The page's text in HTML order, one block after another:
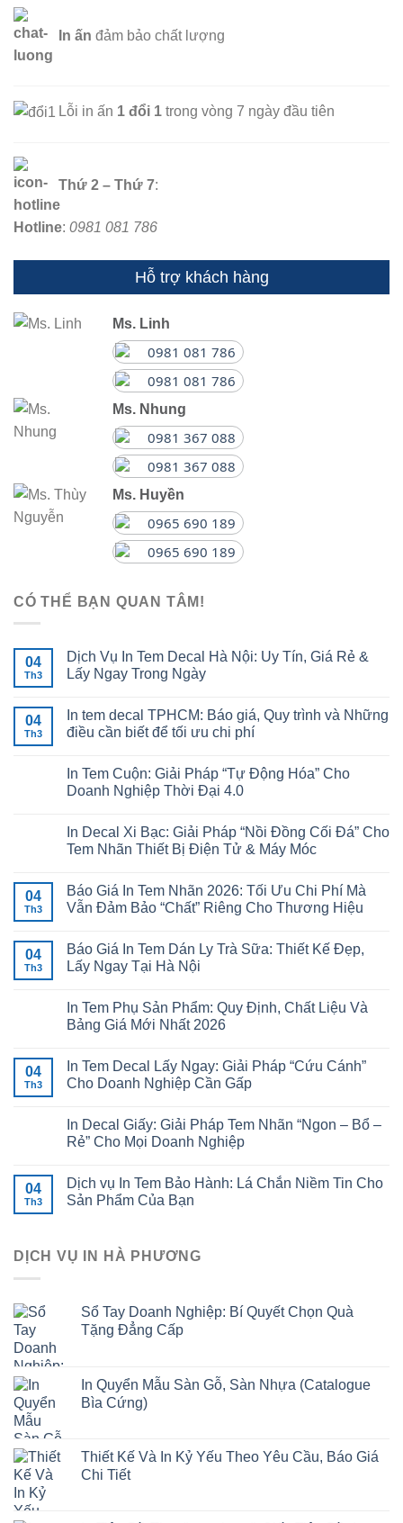
In ấn đảm bảo chất lượng
Lỗi in ấn 1 đổi 1 trong vòng 7 ngày đầu tiên
Thứ 2 – Thứ 7:
Hotline: 0981 081 786
Hỗ trợ khách hàng
Ms. Linh
0981 081 786
0981 081 786
Ms. Nhung
0981 367 088
0981 367 088
Ms. Huyền
0965 690 189
0965 690 189
CÓ THỂ BẠN QUAN TÂM!
04
Th3
Dịch Vụ In Tem Decal Hà Nội: Uy Tín, Giá Rẻ &
Lấy Ngay Trong Ngày
04
Th3
In tem decal TPHCM: Báo giá, Quy trình và Những
điều cần biết để tối ưu chi phí
In Tem Cuộn: Giải Pháp “Tự Động Hóa” Cho
Doanh Nghiệp Thời Đại 4.0
In Decal Xi Bạc: Giải Pháp “Nồi Đồng Cối Đá” Cho
Tem Nhãn Thiết Bị Điện Tử & Máy Móc
04
Th3
Báo Giá In Tem Nhãn 2026: Tối Ưu Chi Phí Mà
Vẫn Đảm Bảo “Chất” Riêng Cho Thương Hiệu
04
Th3
Báo Giá In Tem Dán Ly Trà Sữa: Thiết Kế Đẹp,
Lấy Ngay Tại Hà Nội
In Tem Phụ Sản Phẩm: Quy Định, Chất Liệu Và
Bảng Giá Mới Nhất 2026
04
Th3
In Tem Decal Lấy Ngay: Giải Pháp “Cứu Cánh”
Cho Doanh Nghiệp Cần Gấp
In Decal Giấy: Giải Pháp Tem Nhãn “Ngon – Bổ –
Rẻ” Cho Mọi Doanh Nghiệp
04
Th3
Dịch vụ In Tem Bảo Hành: Lá Chắn Niềm Tin Cho
Sản Phẩm Của Bạn
DỊCH VỤ IN HÀ PHƯƠNG
Sổ Tay Doanh Nghiệp: Bí Quyết Chọn Quà
Tặng Đẳng Cấp
In Quyển Mẫu Sàn Gỗ, Sàn Nhựa (Catalogue
Bìa Cứng)
Thiết Kế Và In Kỷ Yếu Theo Yêu Cầu, Báo Giá
Chi Tiết